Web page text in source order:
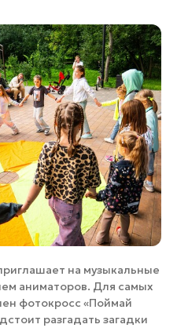
на музыкальные
аниматоров. Для самых
фотокросс «Поймай
разгадать загадки